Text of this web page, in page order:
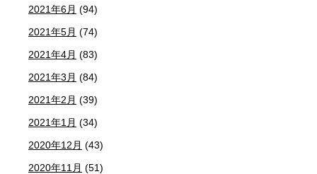
2021年6月 (94)
2021年5月 (74)
2021年4月 (83)
2021年3月 (84)
2021年2月 (39)
2021年1月 (34)
2020年12月 (43)
2020年11月 (51)